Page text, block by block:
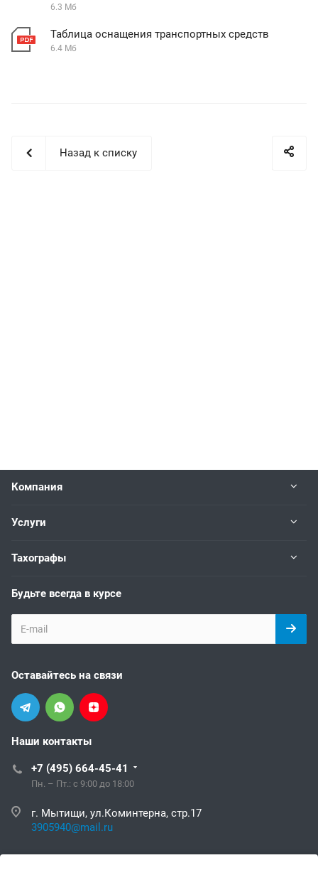
6.3 Мб
Таблица оснащения транспортных средств
6.4 Мб
Назад к списку
Компания
Услуги
Тахографы
Будьте всегда в курсе
Оставайтесь на связи
Наши контакты
+7 (495) 664-45-41
Пн. – Пт.: с 9:00 до 18:00
г. Мытищи, ул.Коминтерна, стр.17
3905940@mail.ru